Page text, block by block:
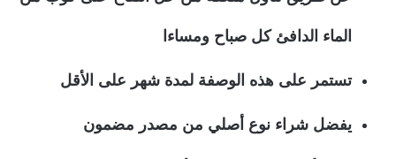
الماء الدافئ كل صباح ومساءا
تستمر على هذه الوصفة لمدة شهر على الأقل
يفضل شراء نوع أصلي من مصدر مضمون